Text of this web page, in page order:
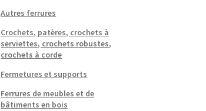
Autres ferrures
Crochets, patères, crochets à
serviettes, crochets robustes,
crochets à corde
Fermetures et supports
Ferrures de meubles et de
bâtiments en bois